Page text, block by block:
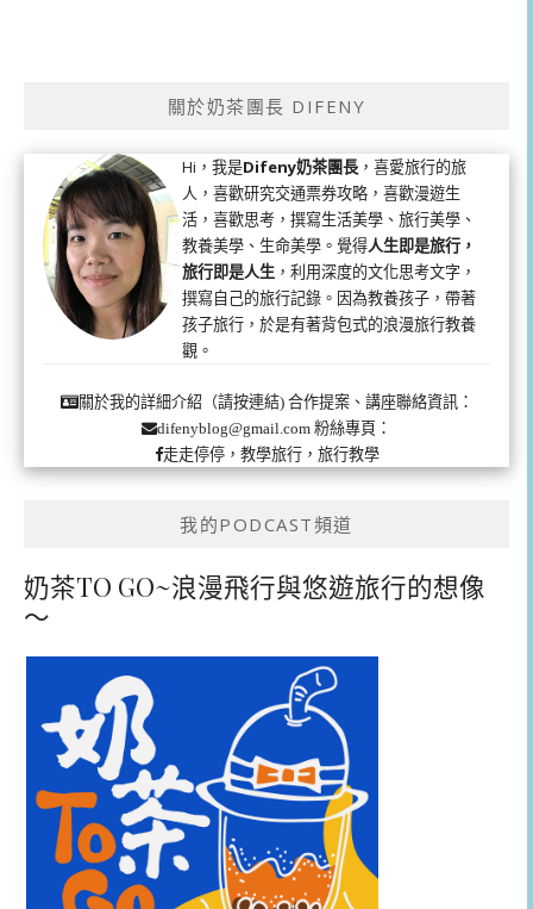
關於奶茶團長 DIFENY
Hi，我是Difeny奶茶團長 ，喜愛旅行的旅
人，喜歡研究交通票券攻略，喜歡漫遊生
活，喜歡思考，撰寫生活美學、旅行美學、
教養美學、生命美學。覺得人生即是旅行，
旅行即是人生 ，利用深度的文化思考文字，
撰寫自己的旅行記錄。因為教養孩子，帶著
孩子旅行，於是有著背包式的浪漫旅行教養
觀。
關於我的詳細介紹（請按連結)合作提案、講座聯絡資訊：
difenyblog@gmail.com 粉絲專頁：
走走停停，教學旅行，旅行教學
我的PODCAST頻道
奶茶TO GO~浪漫飛行與悠遊旅行的想像
～